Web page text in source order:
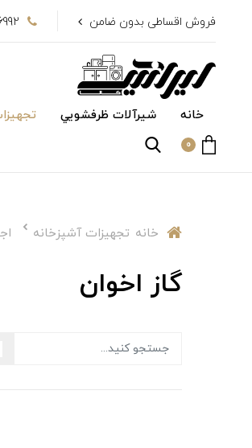
فروش اقساطی بدون ضامن
خانه شیرآلات ظرفشويي
0
خانه تجهیزات آشپزخانه
گاز اخوان